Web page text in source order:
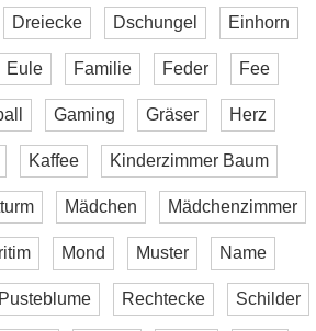
Dreiecke Dschungel Einhorn
Eule Familie Feder Fee
Gaming Gräser Herz
Kaffee Kinderzimmer Baum
Mädchen Mädchenzimmer
Mond Muster Name
Pusteblume Rechtecke Schilder